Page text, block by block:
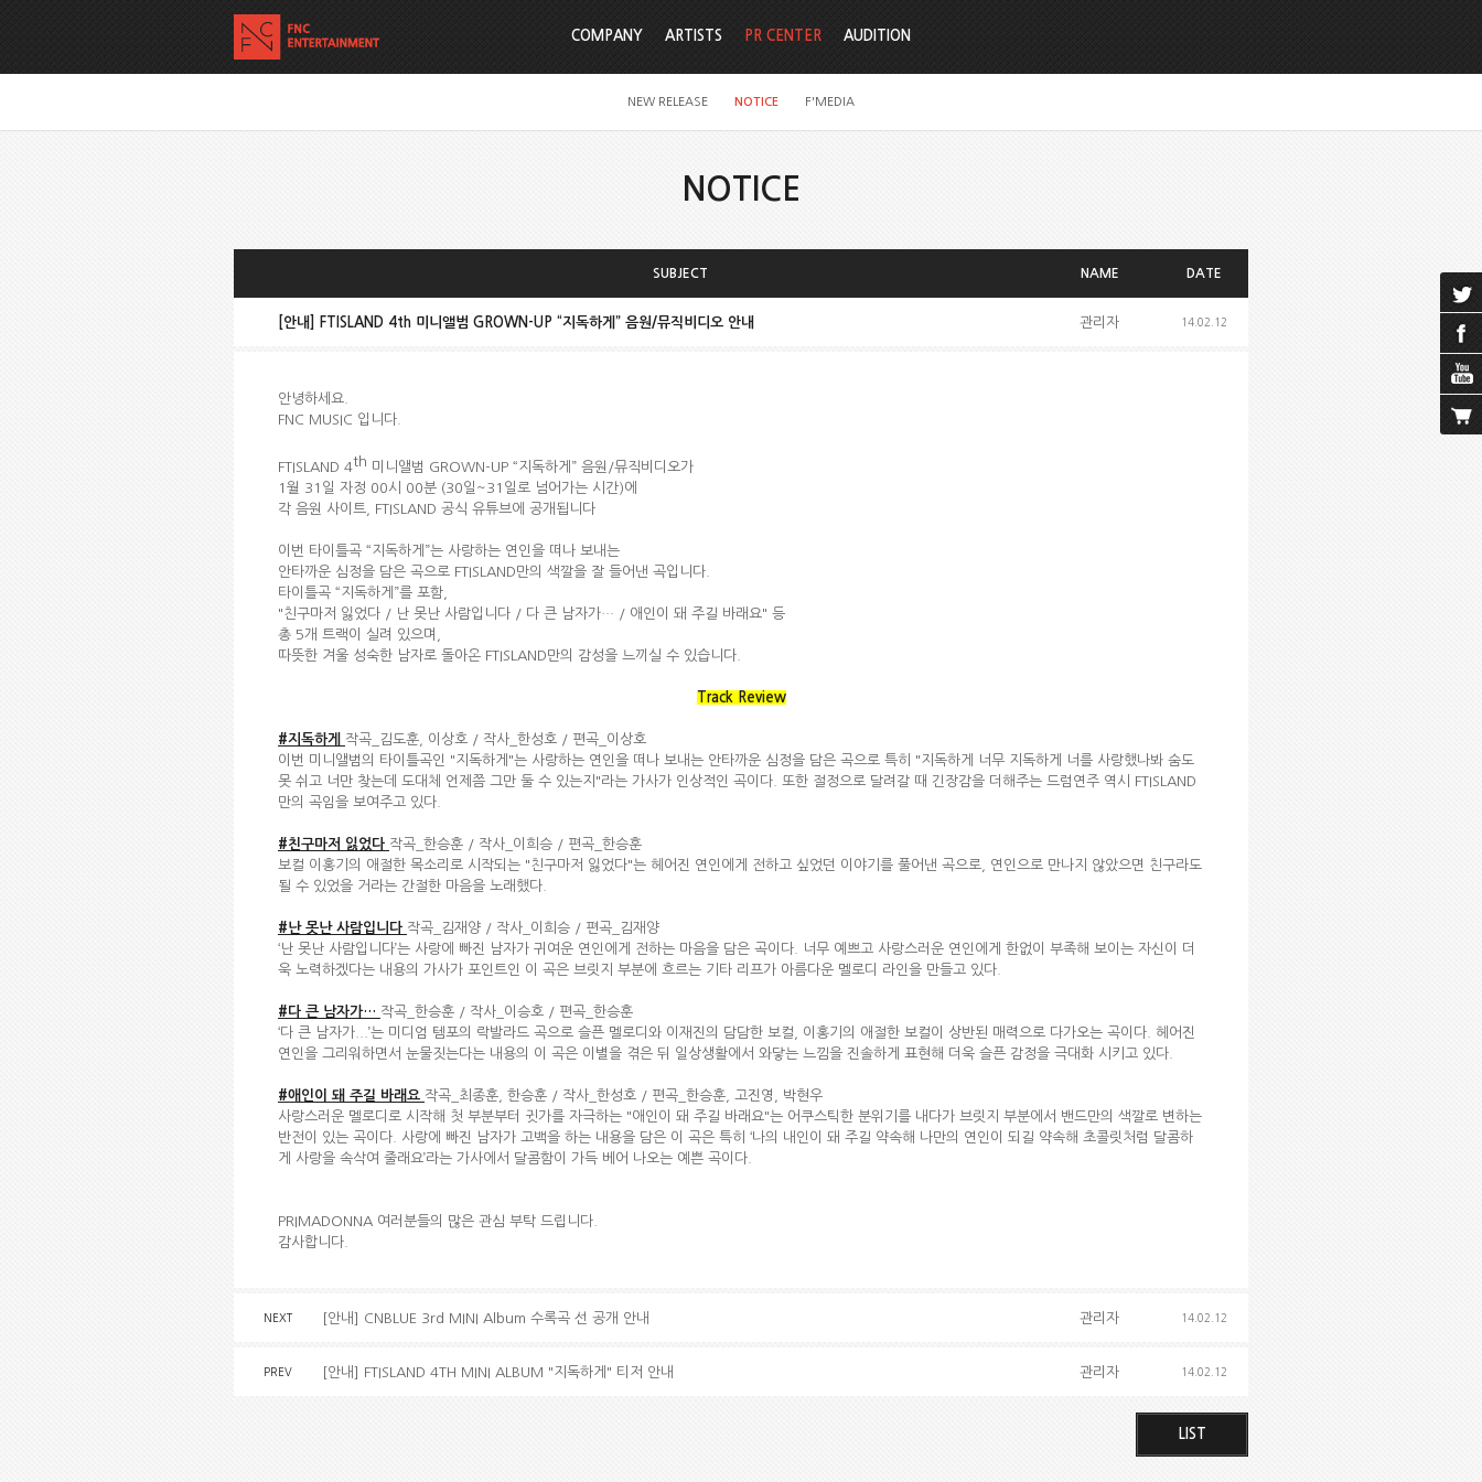
COMPANY ARTISTS PR CENTER
NEW RELEASE NOTICE F'MEDIA
AUDITION
NOTICE
SUBJECT NAME DATE
[안내] FTISLAND 4th 미니앨범 GROWN-UP “지독하게” 음원/뮤직비디오 안내 관리자 14.02.12
안녕하세요.
FNC MUSIC 입니다.
FTISLAND 4th 미니앨범 GROWN-UP “지독하게” 음원/뮤직비디오가
1월 31일 자정 00시 00분 (30일~31일로 넘어가는 시간)에
각 음원 사이트, FTISLAND 공식 유튜브에 공개됩니다
이번 타이틀곡 “지독하게”는 사랑하는 연인을 떠나 보내는
안타까운 심정을 담은 곡으로 FTISLAND만의 색깔을 잘 들어낸 곡입니다.
타이틀곡 “지독하게”를 포함,
"친구마저 잃었다 / 난 못난 사람입니다 / 다 큰 남자가… / 애인이 돼 주길 바래요" 등
총 5개 트랙이 실려 있으며,
따뜻한 겨울 성숙한 남자로 돌아온 FTISLAND만의 감성을 느끼실 수 있습니다.
Track Review
#지독하게 작곡_김도훈, 이상호 / 작사_한성호 / 편곡_이상호
이번 미니앨범의 타이틀곡인 "지독하게"는 사랑하는 연인을 떠나 보내는 안타까운 심정을 담은 곡으로 특히 "지독하게 너무 지독하게 너를 사랑했나봐 숨도
못 쉬고 너만 찾는데 도대체 언제쯤 그만 둘 수 있는지"라는 가사가 인상적인 곡이다. 또한 절정으로 달려갈 때 긴장감을 더해주는 드럼연주 역시 FTISLAND
만의 곡임을 보여주고 있다.
#친구마저 잃었다 작곡_한승훈 / 작사_이희승 / 편곡_한승훈
보컬 이홍기의 애절한 목소리로 시작되는 "친구마저 잃었다"는 헤어진 연인에게 전하고 싶었던 이야기를 풀어낸 곡으로, 연인으로 만나지 않았으면 친구라도
될 수 있었을 거라는 간절한 마음을 노래했다.
#난 못난 사람입니다 작곡_김재양 / 작사_이희승 / 편곡_김재양
‘난 못난 사람입니다’는 사랑에 빠진 남자가 귀여운 연인에게 전하는 마음을 담은 곡이다. 너무 예쁘고 사랑스러운 연인에게 한없이 부족해 보이는 자신이 더
욱 노력하겠다는 내용의 가사가 포인트인 이 곡은 브릿지 부분에 흐르는 기타 리프가 아름다운 멜로디 라인을 만들고 있다.
#다 큰 남자가… 작곡_한승훈 / 작사_이승호 / 편곡_한승훈
‘다 큰 남자가...’는 미디엄 템포의 락발라드 곡으로 슬픈 멜로디와 이재진의 담담한 보컬, 이홍기의 애절한 보컬이 상반된 매력으로 다가오는 곡이다. 헤어진
연인을 그리워하면서 눈물짓는다는 내용의 이 곡은 이별을 겪은 뒤 일상생활에서 와닿는 느낌을 진솔하게 표현해 더욱 슬픈 감정을 극대화 시키고 있다.
#애인이 돼 주길 바래요 작곡_최종훈, 한승훈 / 작사_한성호 / 편곡_한승훈, 고진영, 박현우
사랑스러운 멜로디로 시작해 첫 부분부터 귓가를 자극하는 "애인이 돼 주길 바래요"는 어쿠스틱한 분위기를 내다가 브릿지 부분에서 밴드만의 색깔로 변하는
반전이 있는 곡이다. 사랑에 빠진 남자가 고백을 하는 내용을 담은 이 곡은 특히 ‘나의 내인이 돼 주길 약속해 나만의 연인이 되길 약속해 초콜릿처럼 달콤하
게 사랑을 속삭여 줄래요’라는 가사에서 달콤함이 가득 베어 나오는 예쁜 곡이다.
PRIMADONNA 여러분들의 많은 관심 부탁 드립니다.
감사합니다.
NEXT [안내] CNBLUE 3rd MINI Album 수록곡 선 공개 안내 관리자 14.02.12
PREV [안내] FTISLAND 4TH MINI ALBUM "지독하게" 티저 안내 관리자 14.02.12
LIST